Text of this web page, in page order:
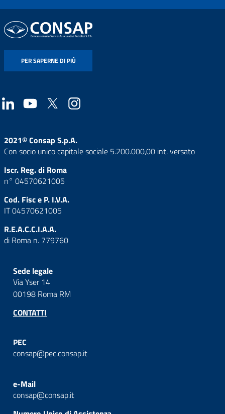
PER SAPERNE DI PIÙ
2021© Consap S.p.A.
Con socio unico capitale sociale 5.200.000,00 int. versato
Iscr. Reg. di Roma
n° 04570621005
Cod. Fisc e P. I.V.A.
IT 04570621005
R.E.A.C.C.I.A.A.
di Roma n. 779760
Sede legale
Via Yser 14
00198 Roma RM
CONTATTI
PEC
consap@pec.consap.it
e-Mail
consap@consap.it